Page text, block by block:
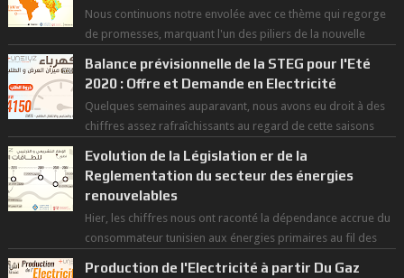
Nous continuons notre envolée avec ce thème qui regorge
de promesses, marquant l'un des piliers de la nouvelle
Balance prévisionnelle de la STEG pour l'Eté
2020 : Offre et Demande en Electricité
Quelques semaines auparavant, nous avons eu droit à des
chiffres assez rafraîchissants au regard de cette saisons
Evolution de la Législation er de la
Reglementation du secteur des énergies
renouvelables
Hier, les chiffres nous ont raconté la dépendance accrue du
consommateur tunisien aux énergies primaires au fil des
Production de l'Electricité à partir Du Gaz